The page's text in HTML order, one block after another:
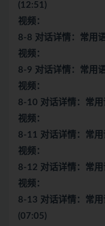
(12:51)
视频：
8-8 对话详情：常用
视频：
8-9 对话详情：常用
视频：
8-10 对话详情：常
视频：
8-11 对话详情：常
视频：
8-12 对话详情：常
视频：
8-13 对话详情：常
(07:05)